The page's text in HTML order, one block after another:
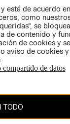
LIBRO DE
está de acuerdo
como
se
de contenido y
de cookies y
aviso de cookies
de datos
TODO